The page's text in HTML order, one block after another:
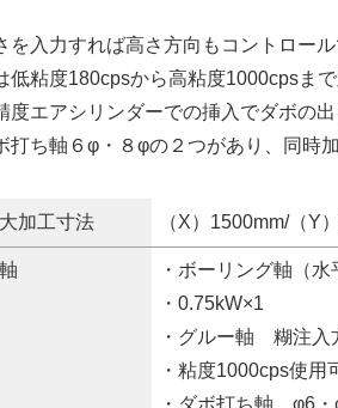
を入力すれば高さ方向もコントロー
低粘度180cpsから高粘度1000cpsまで
度エアシリンダーでの挿入でダボの
打ち軸６φ・８φの２つがあり、同時加
加工寸法 （X）1500mm/（Y
・ボーリング軸（
・0.75kW×1
・グルー軸 糊注
・粘度1000cps使用
・ダボ打ち軸 φ6